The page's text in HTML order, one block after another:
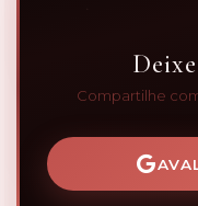
Compartilhe